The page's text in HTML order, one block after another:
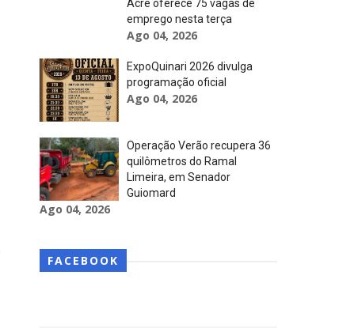
Acre oferece 75 vagas de
emprego nesta terça
Ago 04, 2026
ExpoQuinari 2026 divulga
programação oficial
Ago 04, 2026
Operação Verão recupera 36
quilômetros do Ramal
Limeira, em Senador
Guiomard
Ago 04, 2026
FACEBOOK